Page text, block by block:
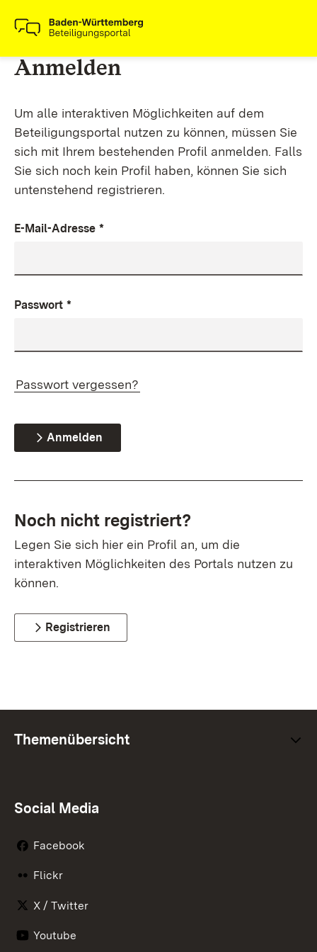
Anmelden
Um alle interaktiven Möglichkeiten auf dem
Beteiligungsportal nutzen zu können, müssen Sie
sich mit Ihrem bestehenden Profil anmelden. Falls
Sie sich noch kein Profil haben, können Sie sich
untenstehend registrieren.
E-Mail-Adresse *
Passwort *
Passwort vergessen?
Anmelden
Noch nicht registriert?
Legen Sie sich hier ein Profil an, um die
interaktiven Möglichkeiten des Portals nutzen zu
können.
Registrieren
Themenübersicht
Social Media
Facebook
Flickr
X / Twitter
Youtube